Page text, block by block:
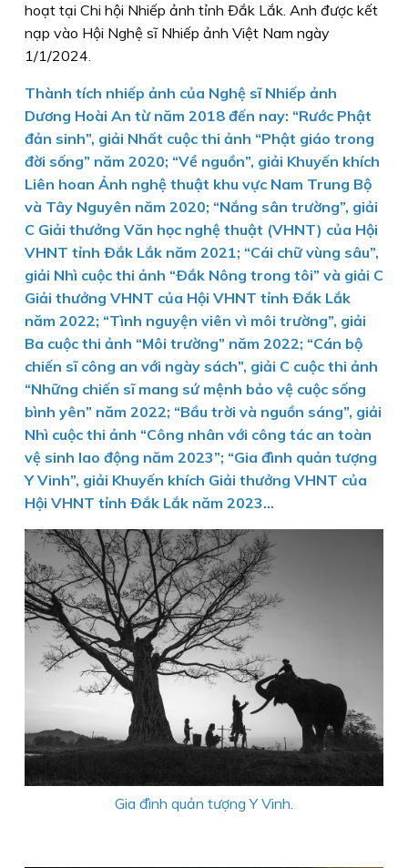
hoạt tại Chi hội Nhiếp ảnh tỉnh Ðắk Lắk. Anh được kết
nạp vào Hội Nghệ sĩ Nhiếp ảnh Việt Nam ngày
1/1/2024.
Thành tích nhiếp ảnh của Nghệ sĩ Nhiếp ảnh
Dương Hoài An từ năm 2018 đến nay: “Rước Phật
đản sinh”, giải Nhất cuộc thi ảnh “Phật giáo trong
đời sống” năm 2020; “Về nguồn”, giải Khuyến khích
Liên hoan Ảnh nghệ thuật khu vực Nam Trung Bộ
và Tây Nguyên năm 2020; “Nắng sân trường”, giải
C Giải thưởng Văn học nghệ thuật (VHNT) của Hội
VHNT tỉnh Ðắk Lắk năm 2021; “Cái chữ vùng sâu”,
giải Nhì cuộc thi ảnh “Ðắk Nông trong tôi” và giải C
Giải thưởng VHNT của Hội VHNT tỉnh Ðắk Lắk
năm 2022; “Tình nguyện viên vì môi trường”, giải
Ba cuộc thi ảnh “Môi trường” năm 2022; “Cán bộ
chiến sĩ công an với ngày sách”, giải C cuộc thi ảnh
“Những chiến sĩ mang sứ mệnh bảo vệ cuộc sống
bình yên” năm 2022; “Bầu trời và nguồn sáng”, giải
Nhì cuộc thi ảnh “Công nhân với công tác an toàn
vệ sinh lao động năm 2023”; “Gia đình quản tượng
Y Vinh”, giải Khuyến khích Giải thưởng VHNT của
Hội VHNT tỉnh Ðắk Lắk năm 2023...
Gia đình quản tượng Y Vinh.